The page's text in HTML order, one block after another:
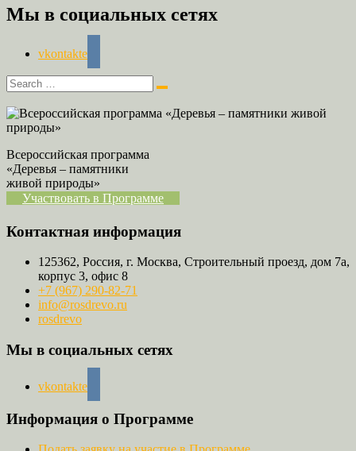
Мы в социальных сетях
vkontakte
Всероссийская программа
«Деревья – памятники
живой природы»
Участвовать в Программе
Контактная информация
125362, Россия, г. Москва, Строительный проезд, дом 7а,
корпус 3, офис 8
+7 (967) 290-82-71
info@rosdrevo.ru
rosdrevo
Мы в социальных сетях
vkontakte
Информация о Программе